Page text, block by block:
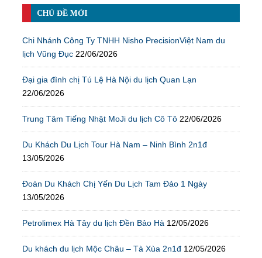
CHỦ ĐỀ MỚI
Chi Nhánh Công Ty TNHH Nisho PrecisionViệt Nam du
lịch Vũng Đục 22/06/2026
Đại gia đình chị Tú Lệ Hà Nội du lịch Quan Lạn
22/06/2026
Trung Tâm Tiếng Nhật MoJi du lịch Cô Tô 22/06/2026
Du Khách Du Lịch Tour Hà Nam – Ninh Bình 2n1đ
13/05/2026
Đoàn Du Khách Chị Yến Du Lịch Tam Đảo 1 Ngày
13/05/2026
Petrolimex Hà Tây du lịch Đền Bảo Hà 12/05/2026
Du khách du lịch Mộc Châu – Tà Xùa 2n1đ 12/05/2026